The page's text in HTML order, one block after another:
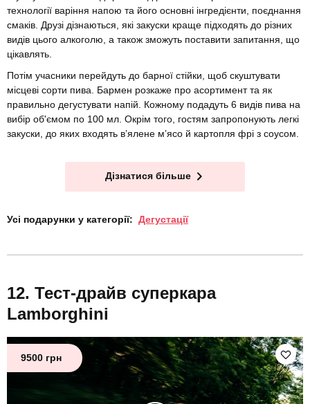
технології варіння напою та його основні інгредієнти, поєднання
смаків. Друзі дізнаються, які закуски краще підходять до різних
видів цього алкоголю, а також зможуть поставити запитання, що
цікавлять.
Потім учасники перейдуть до барної стійки, щоб скуштувати
місцеві сорти пива. Бармен розкаже про асортимент та як
правильно дегустувати напій. Кожному подадуть 6 видів пива на
вибір об'ємом по 100 мл. Окрім того, гостям запропонують легкі
закуски, до яких входять в’ялене мʼясо й картопля фрі з соусом.
Дізнатися більше
Усі подарунки у категорії: Дегустації
Тест-драйв суперкара
Lamborghini
9500 грн